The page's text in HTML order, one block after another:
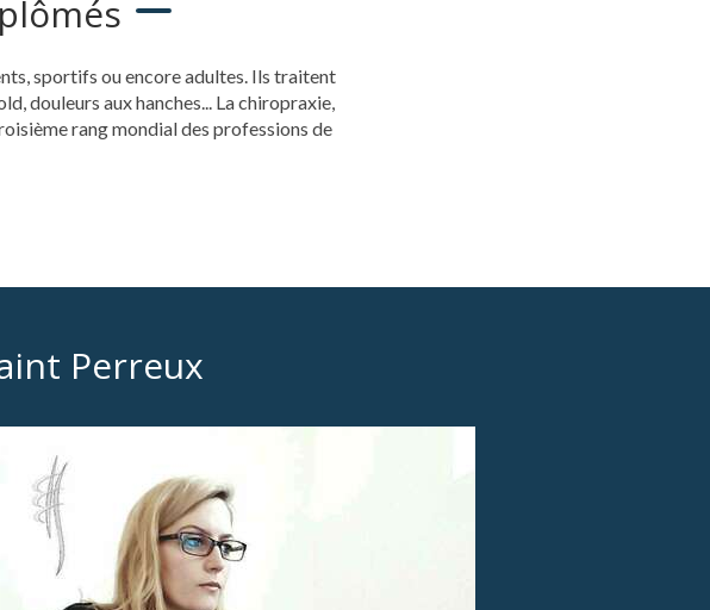
sportifs ou encore adultes. Ils traitent
douleurs aux hanches... La chiropraxie,
rang mondial des professions de
Perreux